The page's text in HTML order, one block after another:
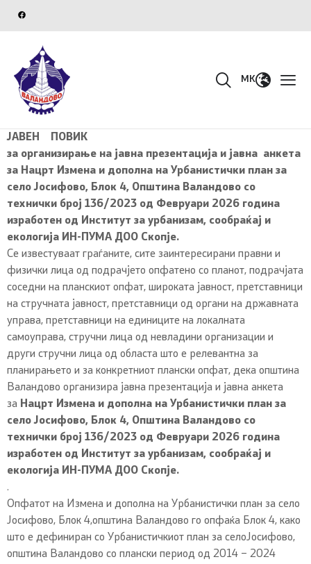
MK
ЈАВЕН ПОВИК
за организирање на јавна презентација и јавна анкета
за Нацрт Измена и дополна на Урбанистички план за
село Јосифово, Блок 4, Општина Валандово со
технички број 136/2023 од Февруари 2026 година
изработен од Институт за урбанизам, сообраќај и
екологија ИН-ПУМА ДОО Скопје.
Се известуваат граѓаните, сите заинтересирани правни и
физички лица од подрачјето опфатено со планот, подрачјата
соседни на планскиот опфат, широката јавност, претставници
на стручната јавност, претставници од органи на државната
управа, претставници на единиците на локалната
самоуправа, стручни лица од невладини организации и
други стручни лица од областа што е релевантна за
планирањето и за конкретниот плански опфат, дека општина
Валандово организира јавна презентација и јавна анкета
за Нацрт Измена и дополна на Урбанистички план за
село Јосифово, Блок 4, Општина Валандово со
технички број 136/2023 од Февруари 2026 година
изработен од Институт за урбанизам, сообраќај и
екологија ИН-ПУМА ДОО Скопје.
.
Опфатот на Измена и дополна на Урбанистички план за село
Јосифово, Блок 4,општина Валандово го опфаќа Блок 4, како
што е дефиниран со Урбанистичкиот план за селоЈосифово,
општина Валандово со плански период од 2014 – 2024